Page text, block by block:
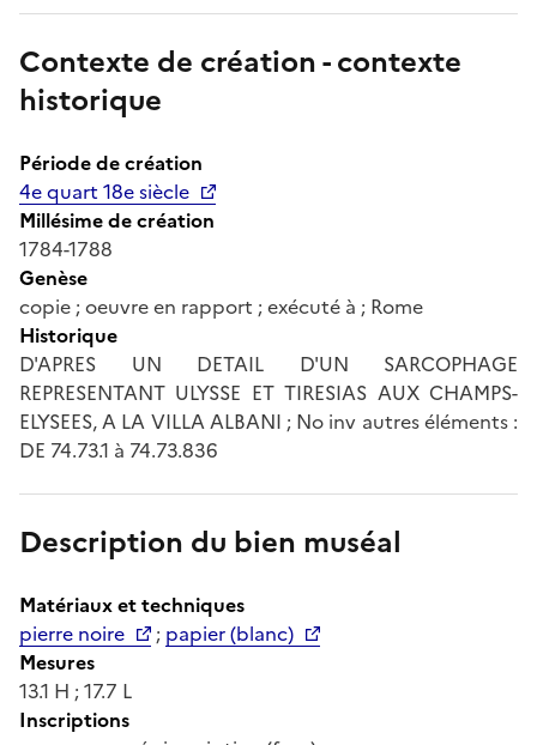
Contexte de création - contexte
historique
Période de création
4e quart 18e siècle
Millésime de création
1784-1788
Genèse
copie ; oeuvre en rapport ; exécuté à ; Rome
Historique
D'APRES UN DETAIL D'UN SARCOPHAGE
REPRESENTANT ULYSSE ET TIRESIAS AUX CHAMPS-
ELYSEES, A LA VILLA ALBANI ; No inv autres éléments :
DE 74.73.1 à 74.73.836
Description du bien muséal
Matériaux et techniques
pierre noire
; papier (blanc)
Mesures
13.1 H ; 17.7 L
Inscriptions